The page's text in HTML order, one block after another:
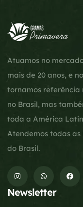
Atuamos no
mais de 20 anos, e
tornamos referência
no Brasil, mas
toda a América
Atendemos todas as
do Brasil.
Newsletter